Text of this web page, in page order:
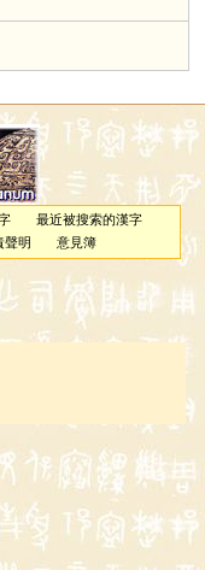
最近被搜索的漢字
聲明 意見簿